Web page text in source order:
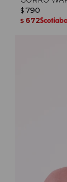
$ 790
$ 672